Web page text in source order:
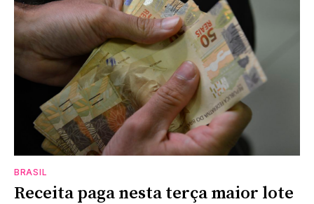
BRASIL
Receita paga nesta terça maior lote